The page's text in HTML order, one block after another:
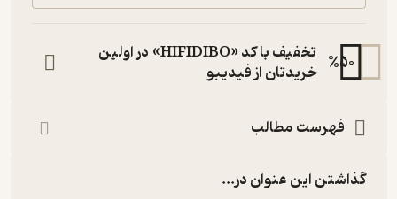
%50
تخفیف با کد «HIFIDIBO» در اولین
خریدتان از فیدیبو
فهرست مطالب
گذاشتن این عنوان در...